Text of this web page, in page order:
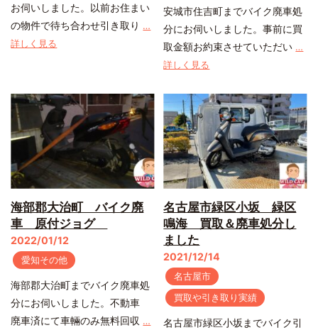
お伺いしました。以前お住まい
の物件で待ち合わせ引き取り …
詳しく見る
安城市住吉町までバイク廃車処
分にお伺いしました。事前に買
取金額お約束させていただい …
詳しく見る
海部郡大治町 バイク廃
車 原付ジョグ
2022/01/12
愛知その他
海部郡大治町までバイク廃車処
分にお伺いしました。不動車
廃車済にて車輛のみ無料回収 …
名古屋市緑区小坂 緑区
鳴海 買取＆廃車処分し
ました
2021/12/14
名古屋市
買取や引き取り実績
名古屋市緑区小坂までバイク引